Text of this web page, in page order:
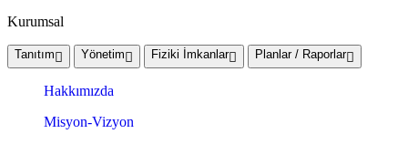
Kurumsal
Tanıtım Yönetim Fiziki İmkanlar Planlar / Raporlar
Hakkımızda
Misyon-Vizyon